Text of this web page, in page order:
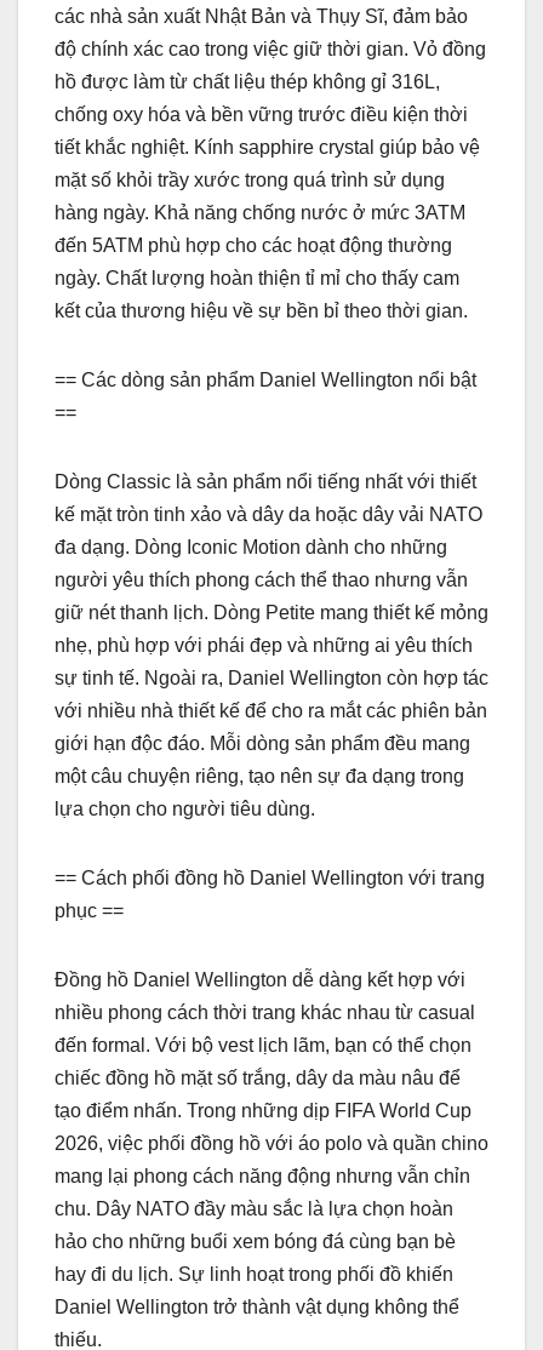
các nhà sản xuất Nhật Bản và Thụy Sĩ, đảm bảo
độ chính xác cao trong việc giữ thời gian. Vỏ đồng
hồ được làm từ chất liệu thép không gỉ 316L,
chống oxy hóa và bền vững trước điều kiện thời
tiết khắc nghiệt. Kính sapphire crystal giúp bảo vệ
mặt số khỏi trầy xước trong quá trình sử dụng
hàng ngày. Khả năng chống nước ở mức 3ATM
đến 5ATM phù hợp cho các hoạt động thường
ngày. Chất lượng hoàn thiện tỉ mỉ cho thấy cam
kết của thương hiệu về sự bền bỉ theo thời gian.
== Các dòng sản phẩm Daniel Wellington nổi bật
==
Dòng Classic là sản phẩm nổi tiếng nhất với thiết
kế mặt tròn tinh xảo và dây da hoặc dây vải NATO
đa dạng. Dòng Iconic Motion dành cho những
người yêu thích phong cách thể thao nhưng vẫn
giữ nét thanh lịch. Dòng Petite mang thiết kế mỏng
nhẹ, phù hợp với phái đẹp và những ai yêu thích
sự tinh tế. Ngoài ra, Daniel Wellington còn hợp tác
với nhiều nhà thiết kế để cho ra mắt các phiên bản
giới hạn độc đáo. Mỗi dòng sản phẩm đều mang
một câu chuyện riêng, tạo nên sự đa dạng trong
lựa chọn cho người tiêu dùng.
== Cách phối đồng hồ Daniel Wellington với trang
phục ==
Đồng hồ Daniel Wellington dễ dàng kết hợp với
nhiều phong cách thời trang khác nhau từ casual
đến formal. Với bộ vest lịch lãm, bạn có thể chọn
chiếc đồng hồ mặt số trắng, dây da màu nâu để
tạo điểm nhấn. Trong những dịp FIFA World Cup
2026, việc phối đồng hồ với áo polo và quần chino
mang lại phong cách năng động nhưng vẫn chỉn
chu. Dây NATO đầy màu sắc là lựa chọn hoàn
hảo cho những buổi xem bóng đá cùng bạn bè
hay đi du lịch. Sự linh hoạt trong phối đồ khiến
Daniel Wellington trở thành vật dụng không thể
thiếu.